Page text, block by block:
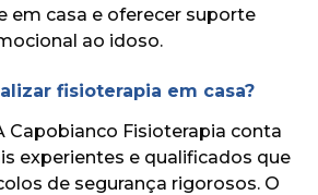
em casa e oferecer suporte
ao idoso.
fisioterapia em casa?
Capobianco Fisioterapia conta
experientes e qualificados que
de segurança rigorosos. O